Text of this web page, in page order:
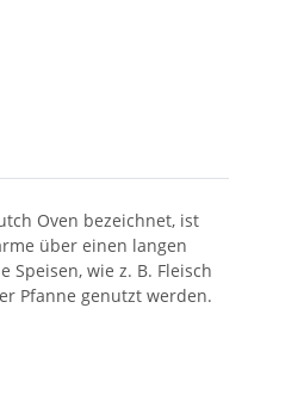
Oven bezeichnet, ist
über einen langen
wie z. B. Fleisch
Pfanne genutzt werden.